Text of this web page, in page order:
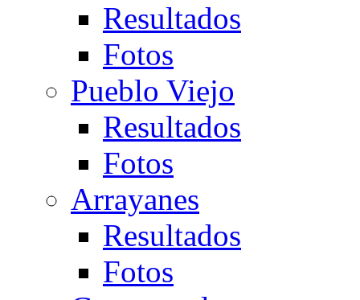
Resultados
Fotos
Pueblo Viejo
Resultados
Fotos
Arrayanes
Resultados
Fotos